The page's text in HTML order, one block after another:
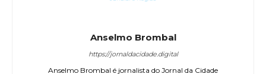
Anselmo Brombal
https://jornaldacidade.digital
Anselmo Brombal é jornalista do Jornal da Cidade